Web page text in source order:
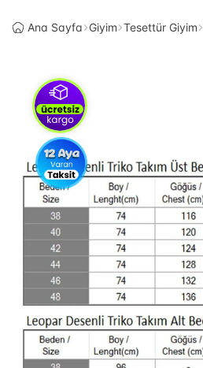
Ana Sayfa Giyim Tesettür Giyim